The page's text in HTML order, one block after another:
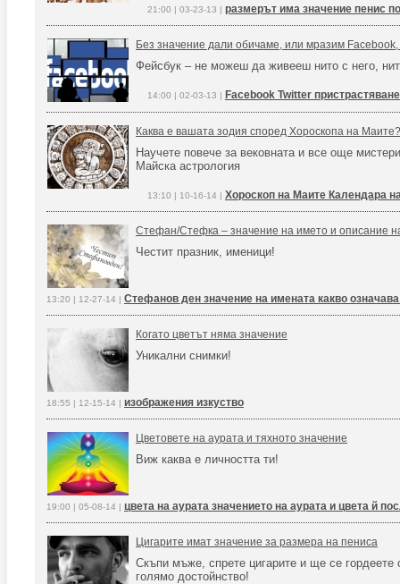
21:00 | 03-23-13 | размерът има значение пенис
Без значение дали обичаме, или мразим Facebook,
Фейсбук – не можеш да живееш нито с него,
14:00 | 02-03-13 | Facebook Twitter пристрастяване
Каква е вашата зодия според Хороскопа на Маите?
Научете повече за вековната и все още
Майска астрология
13:10 | 10-16-14 | Хороскоп на Маите Календара
Стефан/Стефка – значение на името и описание
Честит празник, именици!
13:20 | 12-27-14 | Стефанов ден значение на имената какво
Когато цветът няма значение
Уникални снимки!
18:55 | 12-15-14 | изображения изкуство
Цветовете на аурата и тяхното значение
Виж каква е личността ти!
19:00 | 05-08-14 | цвета на аурата значението на аурата и цвета й
Цигарите имат значение за размера на пениса
Скъпи мъже, спрете цигарите и ще се гордеете
голямо достойнство!